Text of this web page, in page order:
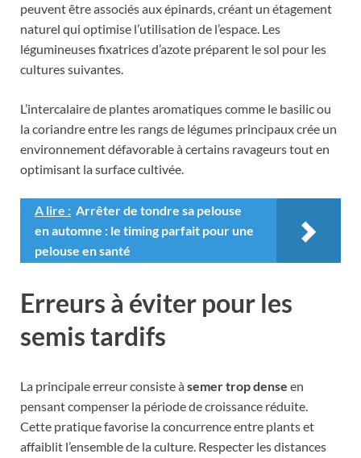
peuvent être associés aux épinards, créant un étagement
naturel qui optimise l’utilisation de l’espace. Les
légumineuses fixatrices d’azote préparent le sol pour les
cultures suivantes.
L’intercalaire de plantes aromatiques comme le basilic ou
la coriandre entre les rangs de légumes principaux crée un
environnement défavorable à certains ravageurs tout en
optimisant la surface cultivée.
A lire : Arrêter de tondre sa pelouse
en automne : le timing parfait pour une
pelouse en santé
Erreurs à éviter pour les
semis tardifs
La principale erreur consiste àsemer trop dense en
pensant compenser la période de croissance réduite.
Cette pratique favorise la concurrence entre plants et
affaiblit l’ensemble de la culture. Respecter les distances